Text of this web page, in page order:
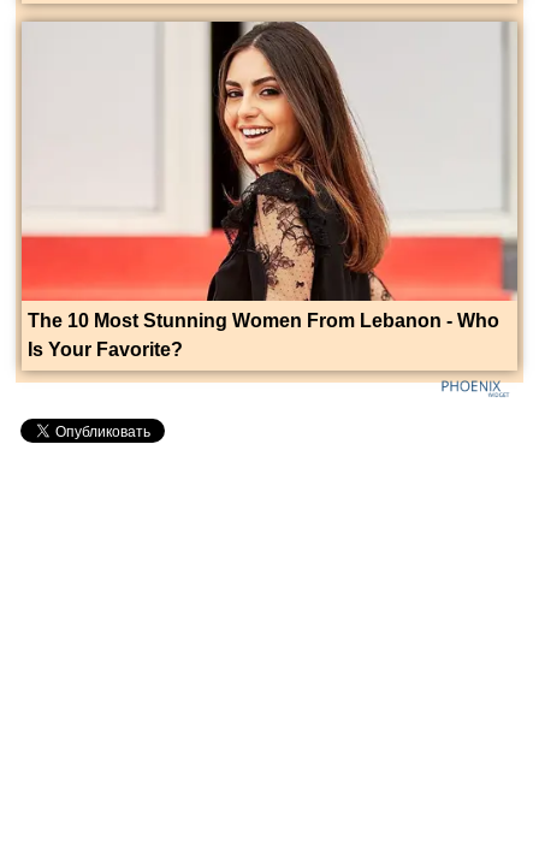
The 10 Most Stunning Women From Lebanon - Who
Is Your Favorite?